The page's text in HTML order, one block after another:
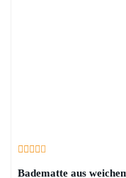
Badematte aus